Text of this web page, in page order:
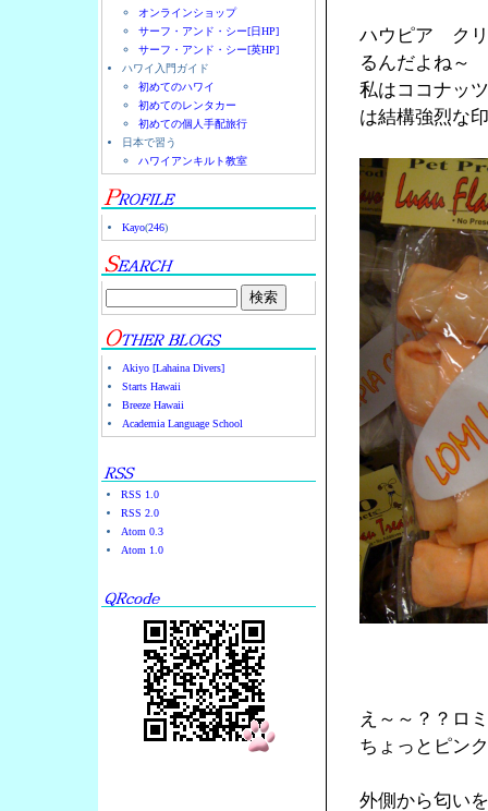
オンラインショップ
サーフ・アンド・シー[日HP]
サーフ・アンド・シー[英HP]
ハワイ入門ガイド
初めてのハワイ
初めてのレンタカー
初めての個人手配旅行
日本で習う
ハワイアンキルト教室
Kayo(246)
Akiyo [Lahaina Divers]
Starts Hawaii
Breeze Hawaii
Academia Language School
RSS 1.0
RSS 2.0
Atom 0.3
Atom 1.0
ハウピア クリ
るんだよね～
私はココナッ
は結構強烈な
え～～？？ロ
ちょっとピン
外側から匂い